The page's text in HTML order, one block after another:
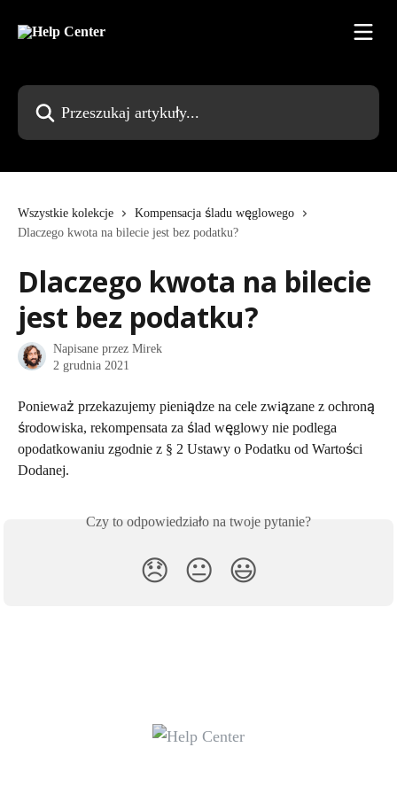
Przeszukaj artykuły...
Wszystkie kolekcje
Kompensacja śladu węglowego
Dlaczego kwota na bilecie jest bez podatku?
Dlaczego kwota na bilecie
jest bez podatku?
Napisane przez Mirek
2 grudnia 2021
Ponieważ przekazujemy pieniądze na cele związane z ochroną
środowiska, rekompensata za ślad węglowy nie podlega
opodatkowaniu zgodnie z § 2 Ustawy o Podatku od Wartości
Dodanej.
Czy to odpowiedziało na twoje pytanie?
😞 😐 😃